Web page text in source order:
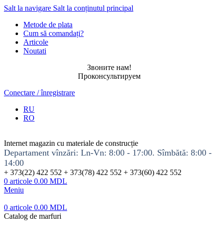
Salt la navigare Salt la conținutul principal
Metode de plata
Cum să comandați?
Articole
Noutati
Звоните нам!
Проконсультируем
Conectare / înregistrare
RU
RO
Internet magazin cu materiale de construcție
Departament vînzări: Ln-Vn: 8:00 - 17:00. Sîmbătă: 8:00 -
14:00
+ 373(22) 422 552 + 373(78) 422 552 + 373(60) 422 552
0 articole 0.00 MDL
Meniu
0 articole 0.00 MDL
Catalog de marfuri